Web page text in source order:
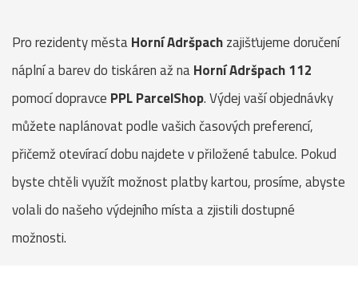
Pro rezidenty městaHorní Adršpachzajišťujeme doručení
náplní a barev do tiskáren až naHorní Adršpach 112
pomocí dopravce PPL ParcelShop. Výdej vaší objednávky
můžete naplánovat podle vašich časových preferencí,
přičemž otevírací dobu najdete v přiložené tabulce. Pokud
byste chtěli využít možnost platby kartou, prosíme, abyste
volali do našeho výdejního místa a zjistili dostupné
možnosti.